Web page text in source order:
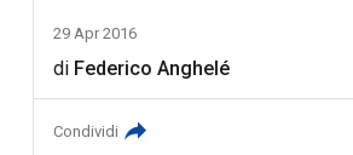
29 Apr 2016
di Federico Anghelé
Condividi